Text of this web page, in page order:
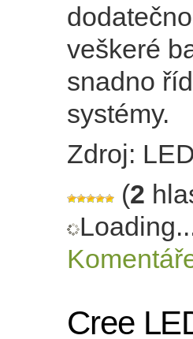
veškeré
snadno
systémy.
Zdroj:
(2
Cree